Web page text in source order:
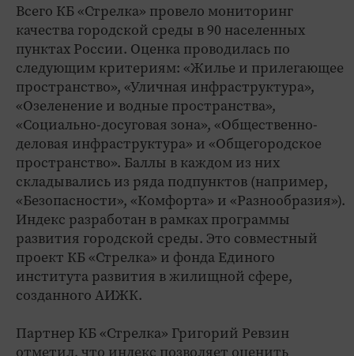
Всего КБ «Стрелка» провело мониторинг
качества городской среды в 90 населенных
пунктах России. Оценка проводилась по
следующим критериям: «Жилье и прилегающее
пространство», «Уличная инфраструктура»,
«Озеленение и водные пространства»,
«Социально-досуговая зона», «Общественно-
деловая инфраструктура» и «Общегородское
пространство». Баллы в каждом из них
складывались из ряда подпунктов (например,
«Безопасности», «Комфорта» и «Разнообразия»).
Индекс разработан в рамках программы
развития городской среды. Это совместный
проект КБ «Стрелка» и фонда Единого
института развития в жилищной сфере,
созданного АИЖК.
Партнер КБ «Стрелка» Григорий Ревзин
отметил, что индекс позволяет оценить